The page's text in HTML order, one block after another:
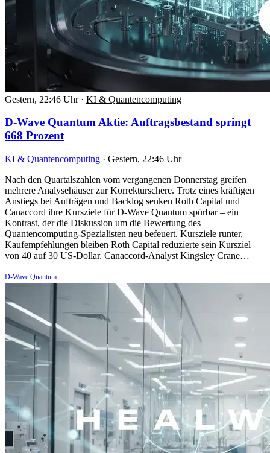
Gestern, 22:46 Uhr · KI & Quantencomputing
D-Wave Quantum Aktie: Auftragsbestand springt
668 Prozent
KI & Quantencomputing · Gestern, 22:46 Uhr
Nach den Quartalszahlen vom vergangenen Donnerstag greifen
mehrere Analysehäuser zur Korrekturschere. Trotz eines kräftigen
Anstiegs bei Aufträgen und Backlog senken Roth Capital und
Canaccord ihre Kursziele für D-Wave Quantum spürbar – ein
Kontrast, der die Diskussion um die Bewertung des
Quantencomputing-Spezialisten neu befeuert. Kursziele runter,
Kaufempfehlungen bleiben Roth Capital reduzierte sein Kursziel
von 40 auf 30 US-Dollar. Canaccord-Analyst Kingsley Crane…
D-Wave Quantum